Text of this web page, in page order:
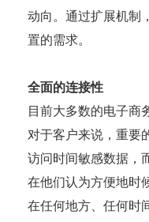
动向。通过扩展机制
置的需求。
全面的连接性
目前大多数的电子商
对于客户来说，重要
访问时间敏感数据，
在他们认为方便地时
在任何地方、任何时